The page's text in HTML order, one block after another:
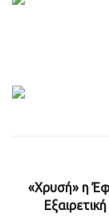
«Χρυσή» η